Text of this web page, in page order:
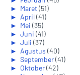
► Maret(51)
► April(41)
► Mei (35)
► Juni (41)
► Juli (37)
► Agustus (40)
► September(41)
► Oktober(42)